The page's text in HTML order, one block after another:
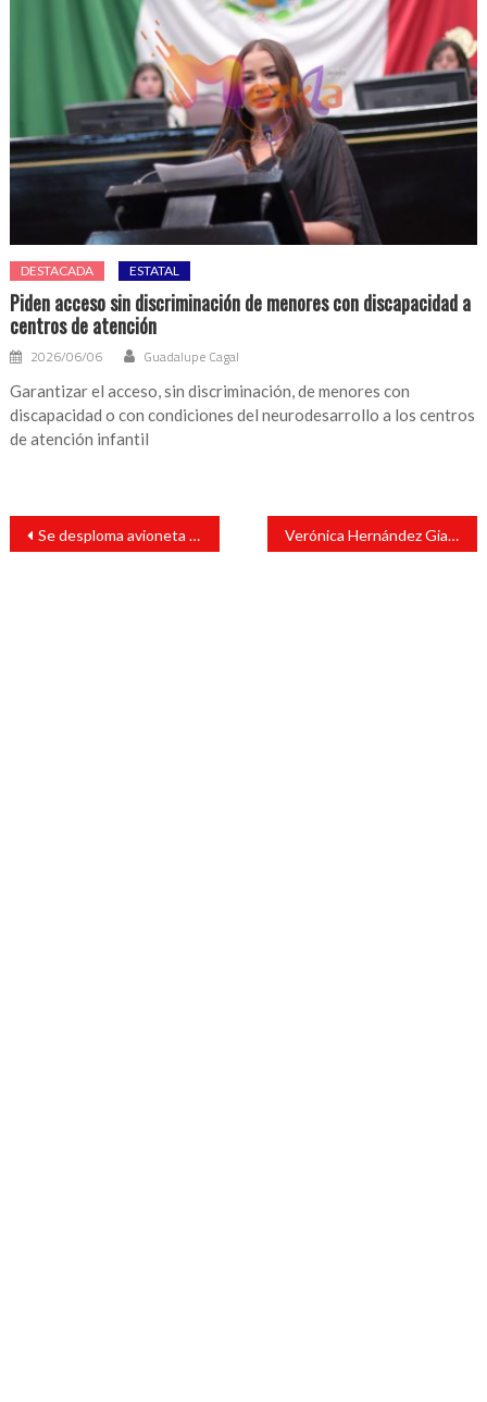
DESTACADA ESTATAL
Piden acceso sin discriminación de menores con discapacidad a
centros de atención
2026/06/06 Guadalupe Cagal
Garantizar el acceso, sin discriminación, de menores con
discapacidad o con condiciones del neurodesarrollo a los centros
de atención infantil
Navegación
entradas
Se desploma avioneta en la cuenca del Papaloapan Verónica Hernández Giadans asegura que se abrió carpeta de investigación por lo ocurrido ayer en Santiago Tuxtla.